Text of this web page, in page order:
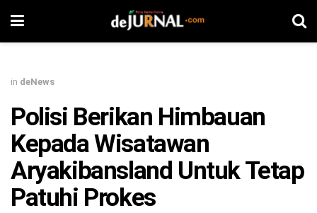
in deNews
Polisi Berikan Himbauan
Kepada Wisatawan
Aryakibansland Untuk Tetap
Patuhi Prokes